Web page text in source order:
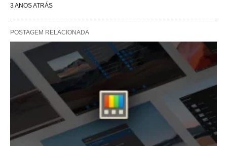
3 ANOS ATRÁS
POSTAGEM RELACIONADA